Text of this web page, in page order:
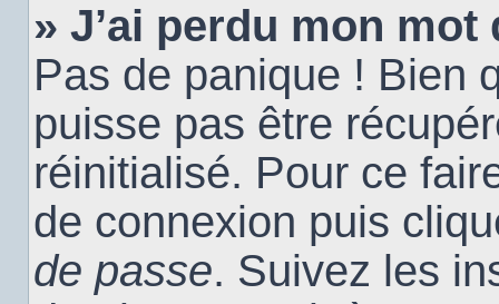
» J’ai perdu mon mot
Pas de panique ! Bien
puisse pas être
réinitialisé. Pour ce
de connexion puis
de passe. Suivez les